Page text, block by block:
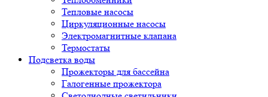
Тепловые насосы
Циркуляционные насосы
Электромагнитные клапана
Термостаты
Подсветка воды
Прожекторы для бассейна
Галогенные прожектора